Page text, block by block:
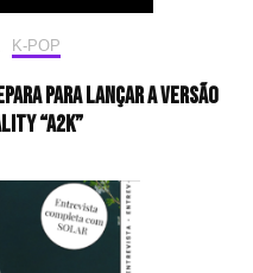
K-POP
para lançar a versão
“A2K”